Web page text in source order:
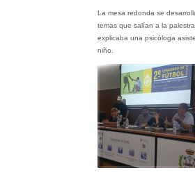
La mesa redonda se
temas que salían a la
explicaba una psicóloga
niño.